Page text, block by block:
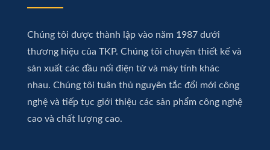
Chúng tôi được thành lập vào năm 1987 dưới
thương hiệu của TKP. Chúng tôi chuyên thiết kế và
sản xuất các đầu nối điện tử và máy tính khác
nhau. Chúng tôi tuân thủ nguyên tắc đổi mới công
nghệ và tiếp tục giới thiệu các sản phẩm công nghệ
cao và chất lượng cao.